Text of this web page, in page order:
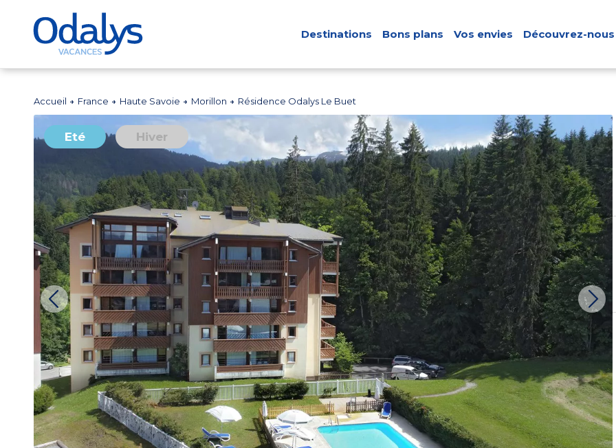
Destinations Bons plans Vos envies Découvrez-nous
Accueil France Haute Savoie Morillon Résidence Odalys Le Buet
Eté Hiver